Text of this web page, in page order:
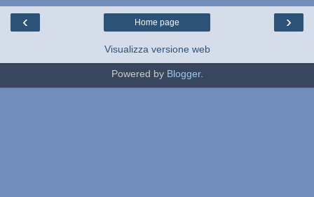
‹ ›
Home page
Visualizza versione web
Powered by Blogger.